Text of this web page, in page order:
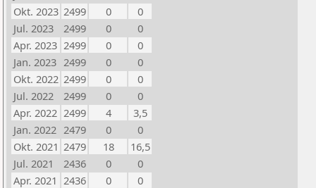
Okt. 2023 2499 0
0
Jul. 2023
2499 0
0
Apr. 2023 2499 0
0
Jan. 2023 2499 0
0
Okt. 2022 2499 0
0
Jul. 2022
2499 0
0
Apr. 2022 2499 4
3,5
Jan. 2022 2479 0
0
Okt. 2021 2479 18
16,5
Jul. 2021
2436 0
0
Apr. 2021 2436 0
0